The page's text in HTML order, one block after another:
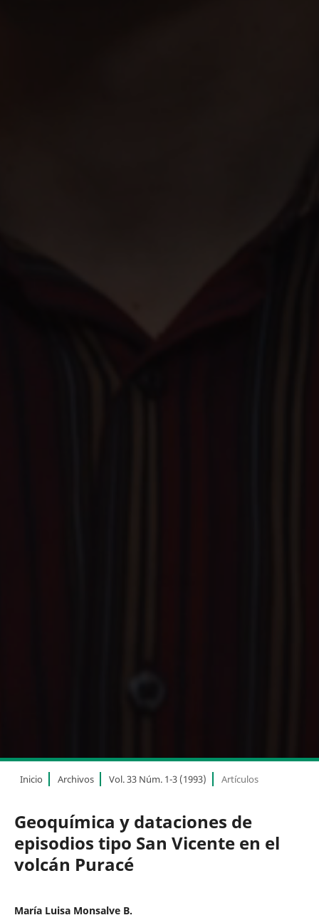
Inicio Archivos Vol. 33 Núm. 1-3 (1993) Artículos
Geoquímica y dataciones de
episodios tipo San Vicente en el
volcán Puracé
María Luisa Monsalve B.